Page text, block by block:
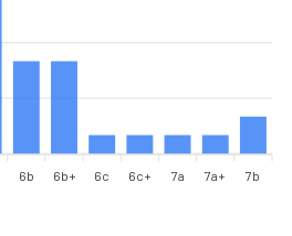
6b 6b+ 6c 6c+ 7a 7a+ 7b